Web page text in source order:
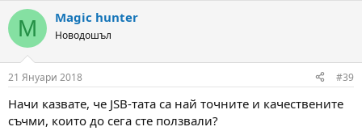
c
i
s
M Magic hunter
Новодошъл
21 Януари 2018 #39
Начи казвате, че JSB-тата са най точните и качествените
съчми, които до сега сте ползвали?